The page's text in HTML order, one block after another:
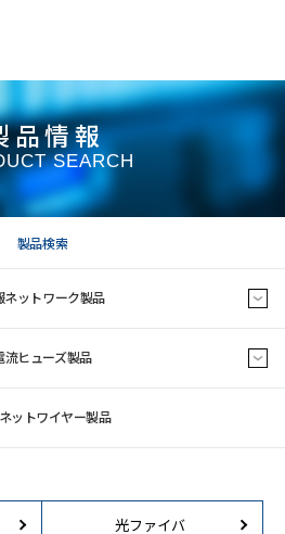
品情報
SEARCH
製品検索
ネットワーク製品
流ヒューズ製品
ットワイヤー製品
光ファイバ